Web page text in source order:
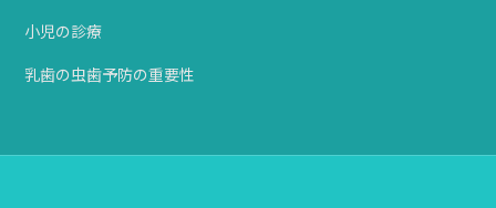
小児の診療
乳歯の虫歯予防の重要性